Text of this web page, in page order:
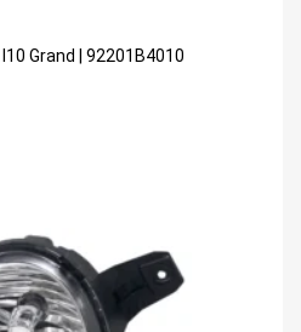
Grand | 92201B4010